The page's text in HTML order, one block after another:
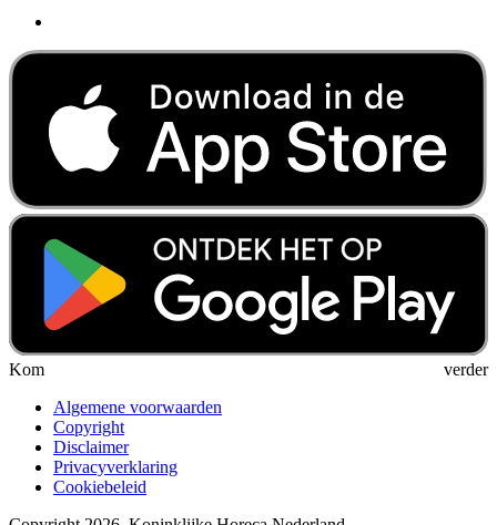
Kom verder
Algemene voorwaarden
Copyright
Disclaimer
Privacyverklaring
Cookiebeleid